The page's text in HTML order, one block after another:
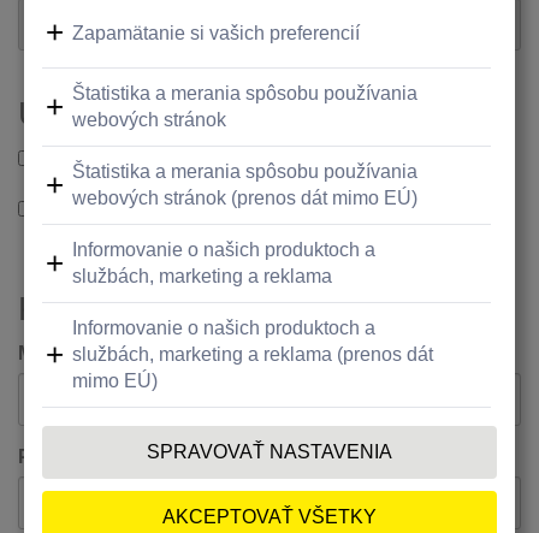
Účel návštevy
účet platobná karta
sporenie a vklad Iné
Kontakt
Meno:
Priezvisko: